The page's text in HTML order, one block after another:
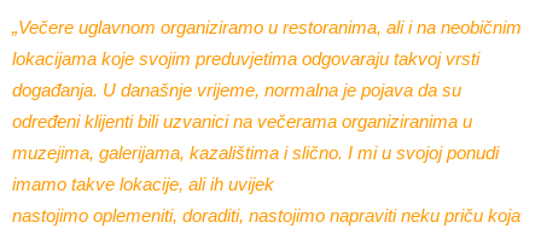
„Večere uglavnom organiziramo u restoranima, ali i na neobičnim
lokacijama koje svojim preduvjetima odgovaraju takvoj vrsti
događanja. U današnje vrijeme, normalna je pojava da su
određeni klijenti bili uzvanici na večerama organiziranima u
muzejima, galerijama, kazalištima i slično. I mi u svojoj ponudi
imamo takve lokacije, ali ih uvijek
nastojimo oplemeniti, doraditi, nastojimo napraviti neku priču koja